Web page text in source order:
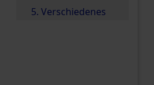
5. Verschiedenes